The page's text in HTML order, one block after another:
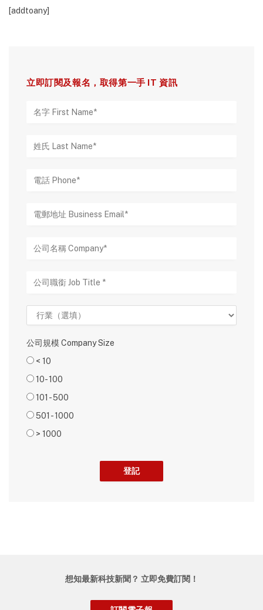
[addtoany]
立即訂閱及報名，取得第一手 IT 資訊
公司規模 Company Size
< 10
10- 100
101 - 500
501 - 1000
> 1000
想知最新科技新聞？ 立即免費訂閱！